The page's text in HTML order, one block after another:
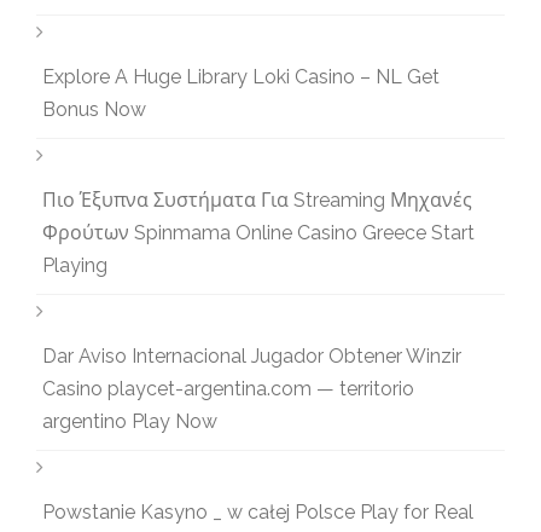
Explore A Huge Library Loki Casino – NL Get
Bonus Now
Πιο Έξυπνα Συστήματα Για Streaming Μηχανές
Φρούτων Spinmama Online Casino Greece Start
Playing
Dar Aviso Internacional Jugador Obtener Winzir
Casino playcet-argentina.com — territorio
argentino Play Now
Powstanie Kasyno _ w całej Polsce Play for Real